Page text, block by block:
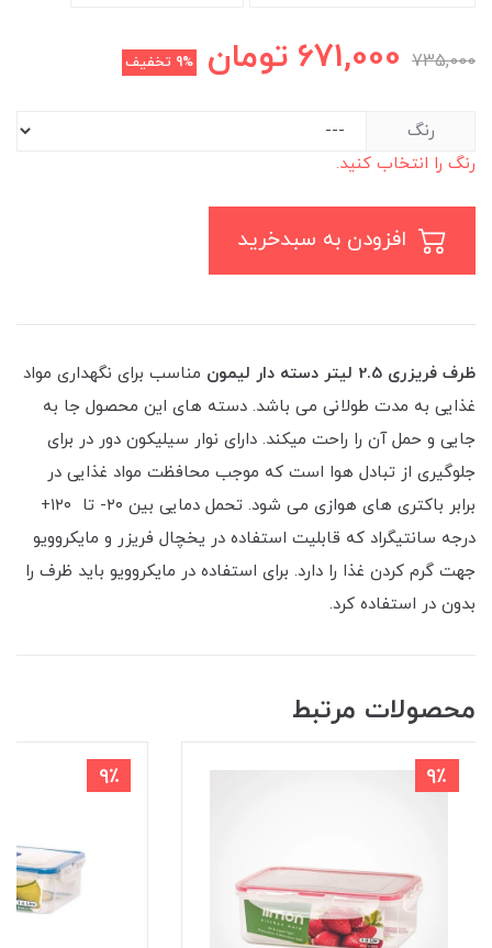
735,000
671,000 تومان 9% تخفیف
رنگ
رنگ را انتخاب کنید.
ظرف فریزری 2.5 لیتر دسته دار لیمون
مناسب برای نگهداری مواد
غذایی به مدت طولانی می باشد. دسته های این محصول جا به
جایی و حمل آن را راحت میکند. دارای نوار سیلیکون دور در برای
جلوگیری از تبادل هوا است که موجب محافظت مواد غذایی در
برابر باکتری های هوازی می شود. تحمل دمایی بین ۲۰- تا ۱۲۰+
درجه سانتیگراد که قابلیت استفاده در یخچال فریزر و مایکروویو
جهت گرم کردن غذا را دارد. برای استفاده در مایکروویو باید ظرف را
بدون در استفاده کرد.
محصولات مرتبط
9٪ 9٪